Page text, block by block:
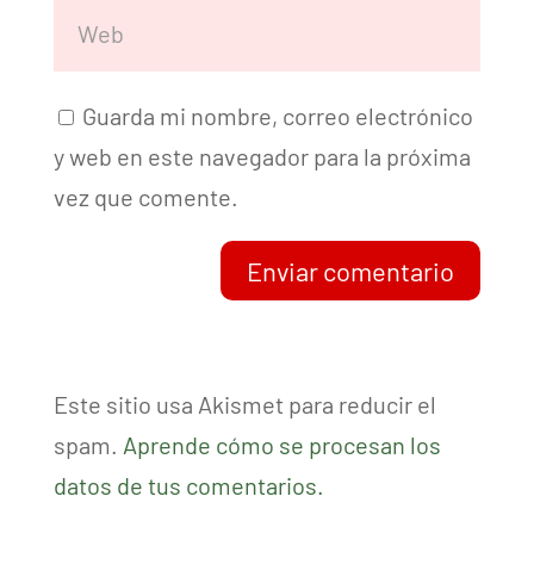
Guarda mi nombre, correo electrónico
y web en este navegador para la próxima
vez que comente.
Enviar comentario
Este sitio usa Akismet para reducir el
spam. Aprende cómo se procesan los
datos de tus comentarios.